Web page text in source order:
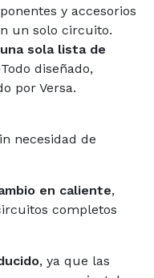
y accesorios
un solo circuito.
sola lista de
Todo diseñado,
por Versa.
necesidad de
en caliente,
completos
, ya que las